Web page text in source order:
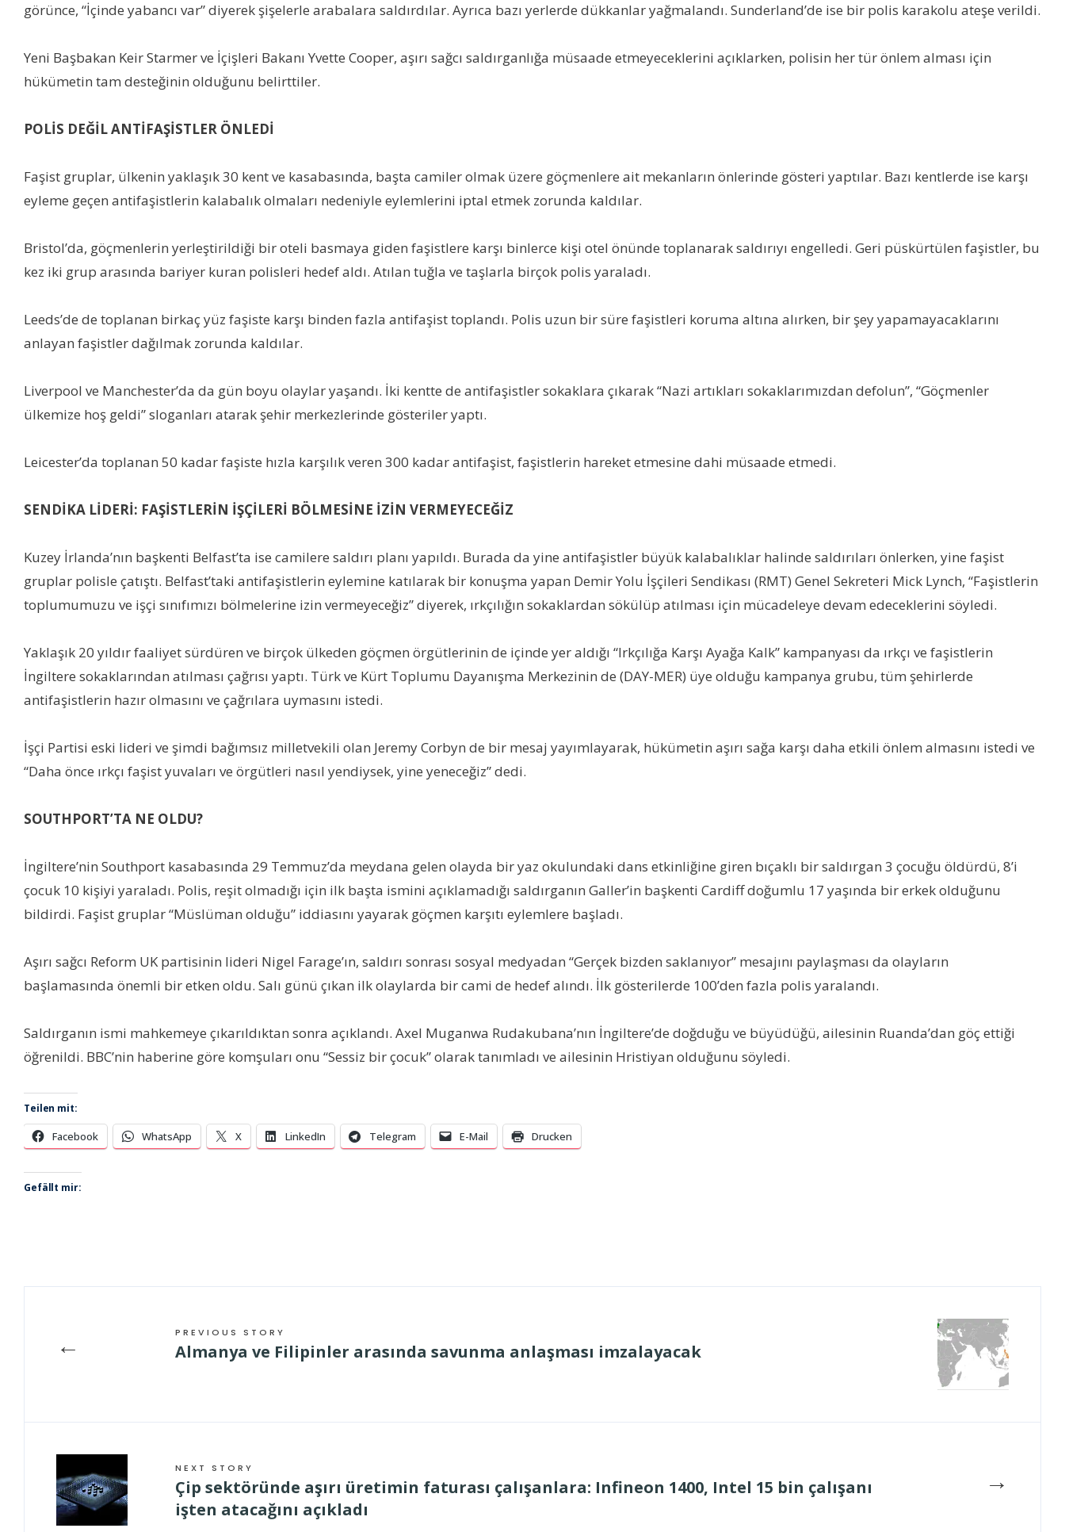
görünce, “İçinde yabancı var” diyerek şişelerle arabalara saldırdılar. Ayrıca bazı yerlerde dükkanlar yağmalandı. Sunderland’de ise bir polis karakolu ateşe verildi.
Yeni Başbakan Keir Starmer ve İçişleri Bakanı Yvette Cooper, aşırı sağcı saldırganlığa müsaade etmeyeceklerini açıklarken, polisin her tür önlem alması için
hükümetin tam desteğinin olduğunu belirttiler.
POLİS DEĞİL ANTİFAŞİSTLER ÖNLEDİ
Faşist gruplar, ülkenin yaklaşık 30 kent ve kasabasında, başta camiler olmak üzere göçmenlere ait mekanların önlerinde gösteri yaptılar. Bazı kentlerde ise karşı
eyleme geçen antifaşistlerin kalabalık olmaları nedeniyle eylemlerini iptal etmek zorunda kaldılar.
Bristol’da, göçmenlerin yerleştirildiği bir oteli basmaya giden faşistlere karşı binlerce kişi otel önünde toplanarak saldırıyı engelledi. Geri püskürtülen faşistler, bu
kez iki grup arasında bariyer kuran polisleri hedef aldı. Atılan tuğla ve taşlarla birçok polis yaraladı.
Leeds’de de toplanan birkaç yüz faşiste karşı binden fazla antifaşist toplandı. Polis uzun bir süre faşistleri koruma altına alırken, bir şey yapamayacaklarını
anlayan faşistler dağılmak zorunda kaldılar.
Liverpool ve Manchester’da da gün boyu olaylar yaşandı. İki kentte de antifaşistler sokaklara çıkarak “Nazi artıkları sokaklarımızdan defolun”, “Göçmenler
ülkemize hoş geldi” sloganları atarak şehir merkezlerinde gösteriler yaptı.
Leicester’da toplanan 50 kadar faşiste hızla karşılık veren 300 kadar antifaşist, faşistlerin hareket etmesine dahi müsaade etmedi.
SENDİKA LİDERİ: FAŞİSTLERİN İŞÇİLERİ BÖLMESİNE İZİN VERMEYECEĞİZ
Kuzey İrlanda’nın başkenti Belfast’ta ise camilere saldırı planı yapıldı. Burada da yine antifaşistler büyük kalabalıklar halinde saldırıları önlerken, yine faşist
gruplar polisle çatıştı. Belfast’taki antifaşistlerin eylemine katılarak bir konuşma yapan Demir Yolu İşçileri Sendikası (RMT) Genel Sekreteri Mick Lynch, “Faşistlerin
toplumumuzu ve işçi sınıfımızı bölmelerine izin vermeyeceğiz” diyerek, ırkçılığın sokaklardan sökülüp atılması için mücadeleye devam edeceklerini söyledi.
Yaklaşık 20 yıldır faaliyet sürdüren ve birçok ülkeden göçmen örgütlerinin de içinde yer aldığı “Irkçılığa Karşı Ayağa Kalk” kampanyası da ırkçı ve faşistlerin
İngiltere sokaklarından atılması çağrısı yaptı. Türk ve Kürt Toplumu Dayanışma Merkezinin de (DAY-MER) üye olduğu kampanya grubu, tüm şehirlerde
antifaşistlerin hazır olmasını ve çağrılara uymasını istedi.
İşçi Partisi eski lideri ve şimdi bağımsız milletvekili olan Jeremy Corbyn de bir mesaj yayımlayarak, hükümetin aşırı sağa karşı daha etkili önlem almasını istedi ve
“Daha önce ırkçı faşist yuvaları ve örgütleri nasıl yendiysek, yine yeneceğiz” dedi.
SOUTHPORT’TA NE OLDU?
İngiltere’nin Southport kasabasında 29 Temmuz’da meydana gelen olayda bir yaz okulundaki dans etkinliğine giren bıçaklı bir saldırgan 3 çocuğu öldürdü, 8’i
çocuk 10 kişiyi yaraladı. Polis, reşit olmadığı için ilk başta ismini açıklamadığı saldırganın Galler’in başkenti Cardiff doğumlu 17 yaşında bir erkek olduğunu
bildirdi. Faşist gruplar “Müslüman olduğu” iddiasını yayarak göçmen karşıtı eylemlere başladı.
Aşırı sağcı Reform UK partisinin lideri Nigel Farage’ın, saldırı sonrası sosyal medyadan “Gerçek bizden saklanıyor” mesajını paylaşması da olayların
başlamasında önemli bir etken oldu. Salı günü çıkan ilk olaylarda bir cami de hedef alındı. İlk gösterilerde 100’den fazla polis yaralandı.
Saldırganın ismi mahkemeye çıkarıldıktan sonra açıklandı. Axel Muganwa Rudakubana’nın İngiltere’de doğduğu ve büyüdüğü, ailesinin Ruanda’dan göç ettiği
öğrenildi. BBC’nin haberine göre komşuları onu “Sessiz bir çocuk” olarak tanımladı ve ailesinin Hristiyan olduğunu söyledi.
Teilen mit:
Facebook WhatsApp X LinkedIn Telegram E-Mail Drucken
Gefällt mir:
← PREVIOUS STORY
Almanya ve Filipinler arasında savunma anlaşması imzalayacak
→
NEXT STORY
Çip sektöründe aşırı üretimin faturası çalışanlara: Infineon 1400, Intel 15 bin çalışanı
işten atacağını açıkladı